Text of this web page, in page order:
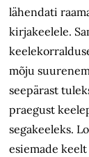
lähendati
kirjakeelele.
mõju
seepärast
praegust
segakeeleks.
esiemade